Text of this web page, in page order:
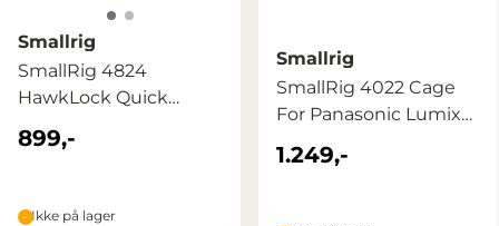
Smallrig
SmallRig 4824
HawkLock Quick
Release Cage for ...
899,-
Ikke på lager
Smallrig
SmallRig 4022 Cage
For Panasonic Lumix
S5 II
1.249,-